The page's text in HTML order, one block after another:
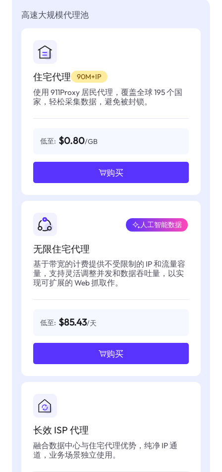
高速大规模代理池
住宅代理 90M+IP
使用 911Proxy 居民代理，覆盖全球 195 个国
家，轻松采集数据，避免被封锁。
低至: $0.80/GB
购买
无限住宅代理
人工智能数据
基于带宽的计费提供不受限制的 IP 和流量容
量，支持灵活调整并发和数据吞吐量，以实
现可扩展的 Web 抓取作。
低至: $85.43/天
购买
长效 ISP 代理
融合数据中心与住宅代理优势，纯净 IP 通
道，业务场景独立使用。